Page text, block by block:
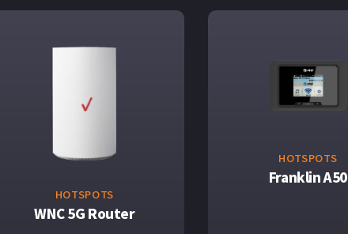
HOTSPOTS
WNC 5G Router
HOTSPOTS
Franklin A50